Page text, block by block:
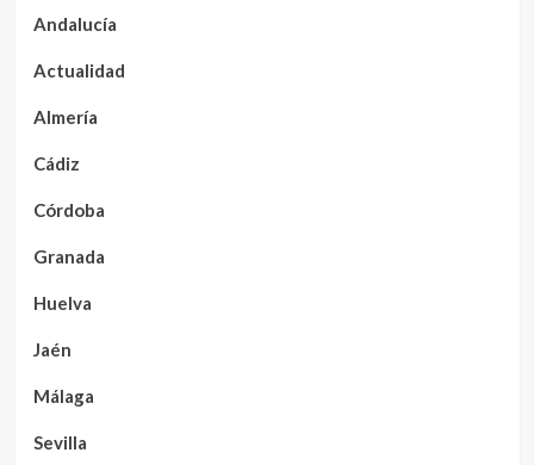
Andalucía
Actualidad
Almería
Cádiz
Córdoba
Granada
Huelva
Jaén
Málaga
Sevilla